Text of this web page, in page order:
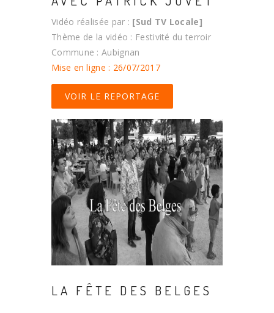
Vidéo réalisée par : [Sud TV Locale]
Thème de la vidéo : Festivité du terroir
Commune : Aubignan
Mise en ligne : 26/07/2017
VOIR LE REPORTAGE
LA FÊTE DES BELGES